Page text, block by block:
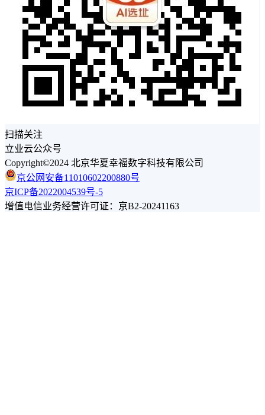
扫描关注
立业云公众号
Copyright©2024 北京华夏幸福数字科技有限公司
京公网安备11010602200880号
京ICP备2022004539号-5
增值电信业务经营许可证：京B2-20241163